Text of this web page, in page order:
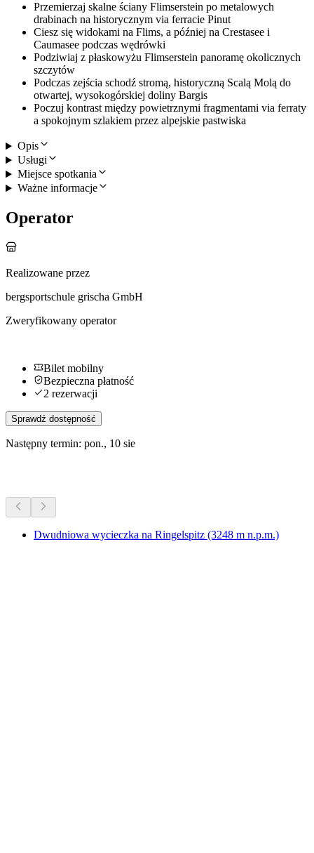
Przemierzaj skalne ściany Flimserstein po metalowych
drabinach na historycznym via ferracie Pinut
Ciesz się widokami na Flims, a później na Crestasee i
Caumasee podczas wędrówki
Podziwiaj z płaskowyżu Flimserstein panoramę okolicznych
szczytów
Podczas zejścia schodź stromą, historyczną Scalą Molą do
otwartej, wysokogórskiej doliny Bargis
Poczuj kontrast między powietrznymi fragmentami via ferraty
a spokojnym szlakiem przez alpejskie pastwiska
Opis
Usługi
Miejsce spotkania
Ważne informacje
Operator
Realizowane przez
bergsportschule grischa GmbH
Zweryfikowany operator
Bilet mobilny
Bezpieczna płatność
2 rezerwacji
Sprawdź dostępność
Następny termin: pon., 10 sie
Dwudniowa wycieczka na Ringelspitz (3248 m n.p.m.)